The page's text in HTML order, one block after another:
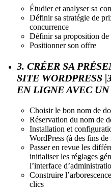
Étudier et analyser sa
Définir sa stratégie de
concurrence
Définir sa proposition de
Positionner son offre
3. CRÉER SA
SITE WORDPRESS
EN LIGNE AVEC
Choisir le bon nom de
Réservation du nom de
Installation et
WordPress (à des fins de
Passer en revue les
initialiser les réglages
l’interface
Construire
clics